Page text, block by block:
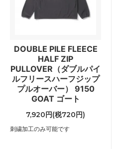
DOUBLE PILE FLEECE
HALF ZIP
PULLOVER（ダブルパイ
ルフリースハーフジップ
プルオーバー） 9150
GOAT ゴート
7,920円(税720円)
刺繍加工のみ可能です